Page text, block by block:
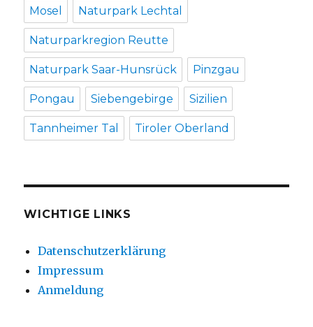
Mosel Naturpark Lechtal
Naturparkregion Reutte
Naturpark Saar-Hunsrück Pinzgau
Pongau Siebengebirge Sizilien
Tannheimer Tal Tiroler Oberland
WICHTIGE LINKS
Datenschutzerklärung
Impressum
Anmeldung